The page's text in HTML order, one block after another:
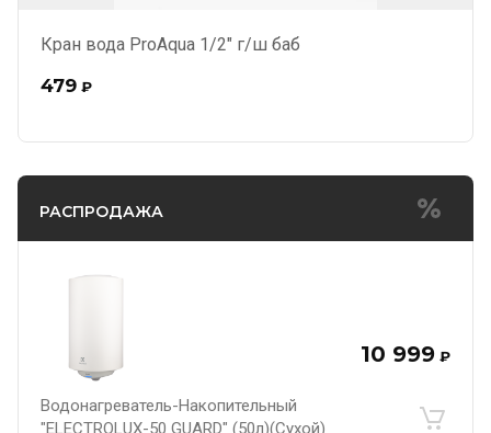
Кран вода ProAqua 1/2" г/ш баб
479 ₽
РАСПРОДАЖА
10 999 ₽
Водонагреватель-Накопительный
"ELECTROLUX-50 GUARD" (50л)(Сухой)